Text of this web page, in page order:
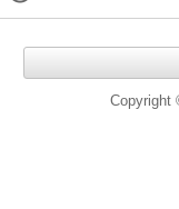
Copyright